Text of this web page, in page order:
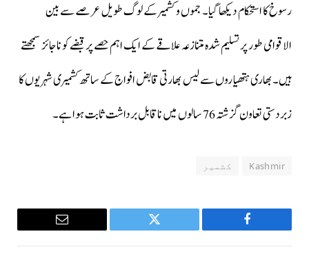
رسوخ کا استحکام دیکھا گیا۔ جموں و کشمیر کے لوگ طویل عرصے سے بین
الاقوامی طور پر تسلیم شدہ متنازعہ علاقے کے ایک اہم حصے پر قبضے کو ناجائز سمجھتے
ہیں۔ بھاری ہتھیاروں سے لیس بھارتی قابض افواج کے ساتھ کشمیری شہریوں کا
زبردستی تعاون گزشتہ 76 سالوں میں ناقابل برداشت ثابت ہوا ہے۔
Kashmir کشمیر
Facebook
Twitter
Email